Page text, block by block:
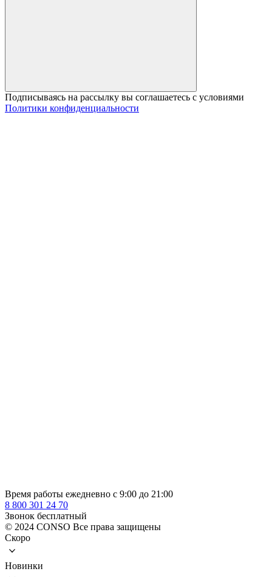
Подписываясь на рассылку вы соглашаетесь с условиями
Политики конфиденциальности
Время работы ежедневно с 9:00 до 21:00
8 800 301 24 70
Звонок бесплатный
© 2024 CONSO Все права защищены
Скоро
Новинки